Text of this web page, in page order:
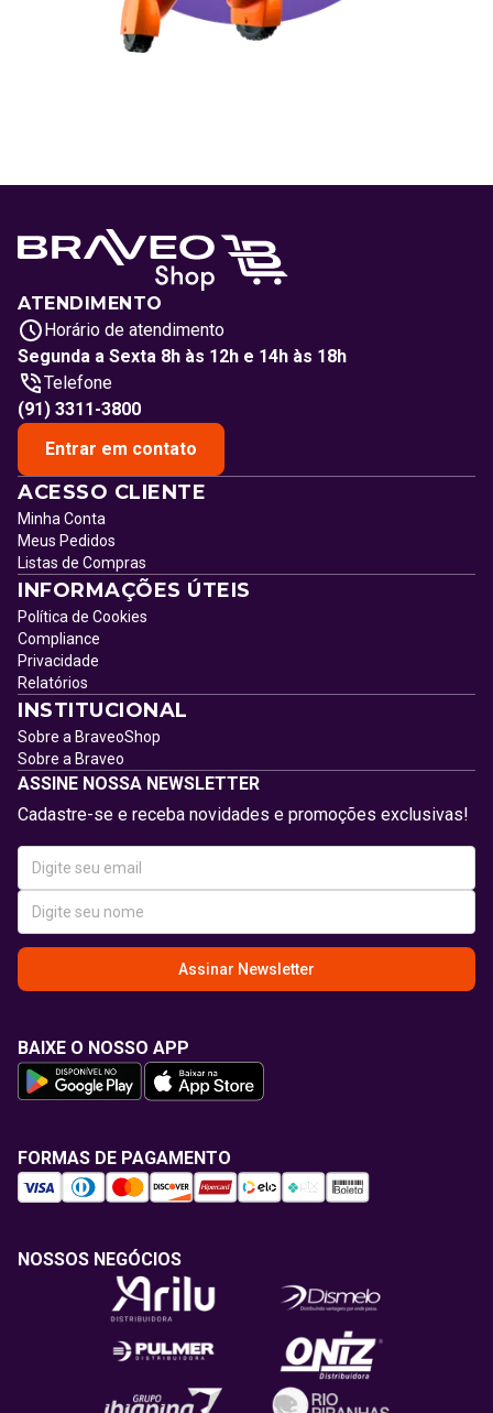
ATENDIMENTO
Horário de atendimento
Segunda a Sexta 8h às 12h e 14h às 18h
Telefone
(91) 3311-3800
Entrar em contato
ACESSO CLIENTE
Minha Conta
Meus Pedidos
Listas de Compras
INFORMAÇÕES ÚTEIS
Política de Cookies
Compliance
Privacidade
Relatórios
INSTITUCIONAL
Sobre a BraveoShop
Sobre a Braveo
ASSINE NOSSA NEWSLETTER
Cadastre-se e receba novidades e promoções exclusivas!
Assinar Newsletter
BAIXE O NOSSO APP
FORMAS DE PAGAMENTO
NOSSOS NEGÓCIOS